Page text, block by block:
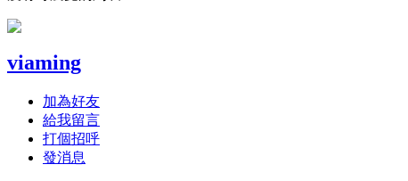
viaming
加為好友
給我留言
打個招呼
發消息